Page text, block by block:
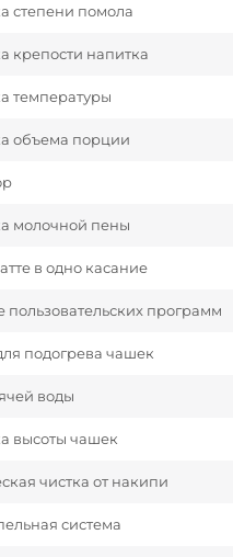
степени помола
крепости напитка
температуры
объема порции
молочной пены
в одно касание
пользовательских программ
подогрева чашек
воды
высоты чашек
чистка от накипи
система